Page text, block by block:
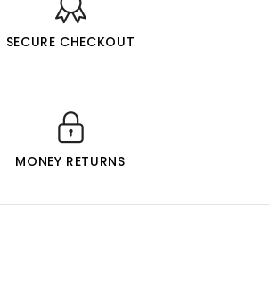
SECURE CHECKOUT
MONEY RETURNS